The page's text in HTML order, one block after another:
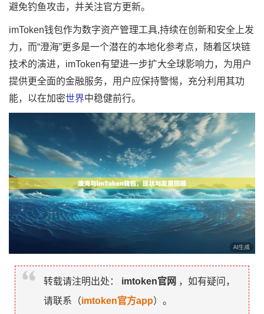
避免钓鱼攻击，并关注官方更新。
imToken钱包作为数字资产管理工具,持续在创新和安全上发
力，而“澄海”更多是一个潜在的本地化参考点，随着区块链
技术的演进，imToken有望进一步扩大全球影响力，为用户
提供更全面的金融服务，用户应保持警惕，充分利用其功
能，以在加密世界中稳健前行。
转载请注明出处： imtoken官网 ，如有疑问，
请联系（imtoken官方app）。